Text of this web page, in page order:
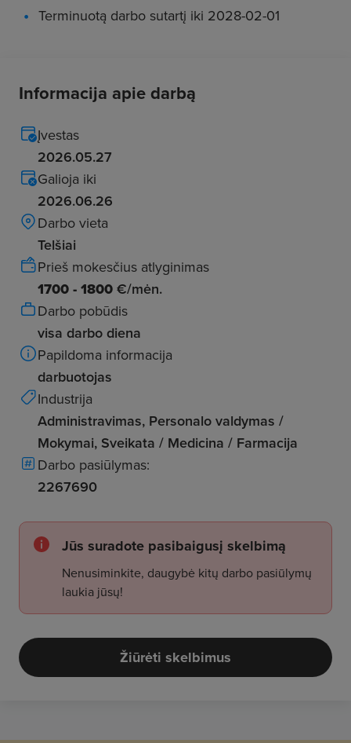
Terminuotą darbo sutartį iki 2028-02-01
Informacija apie darbą
Įvestas
2026.05.27
Galioja iki
2026.06.26
Darbo vieta
Telšiai
Prieš mokesčius atlyginimas
1700 - 1800 €/mėn.
Darbo pobūdis
visa darbo diena
Papildoma informacija
darbuotojas
Industrija
Administravimas, Personalo valdymas /
Mokymai, Sveikata / Medicina / Farmacija
Darbo pasiūlymas:
2267690
Jūs suradote pasibaigusį skelbimą
Nenusiminkite, daugybė kitų darbo pasiūlymų
laukia jūsų!
Žiūrėti skelbimus